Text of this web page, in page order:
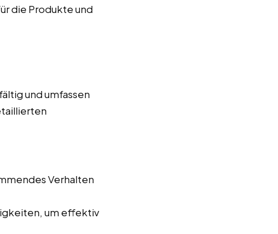
die Produkte und
und umfassen
Verhalten
um effektiv